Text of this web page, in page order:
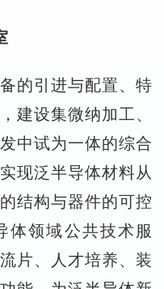
的引进与配置、特
建设集微纳加工、
中试为一体的综合
现泛半导体材料从
结构与器件的可控
体领域公共技术服
片、人才培养、装